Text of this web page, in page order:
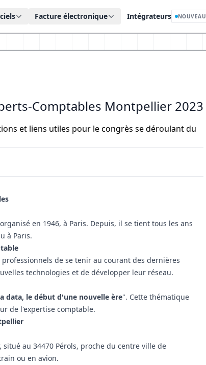
Facture électronique Intégrateurs NOUVEAU
Comptables Montpellier 2023
et liens utiles pour le congrès se déroulant du
en 1946, à Paris. Depuis, il se tient tous les ans
à Paris.
de se tenir au courant des dernières
technologies et de développer leur réseau.
data, le début d'une nouvelle ère". Cette thématique
de l'expertise comptable.
au 34470 Pérols, proche du centre ville de
ou en avion.